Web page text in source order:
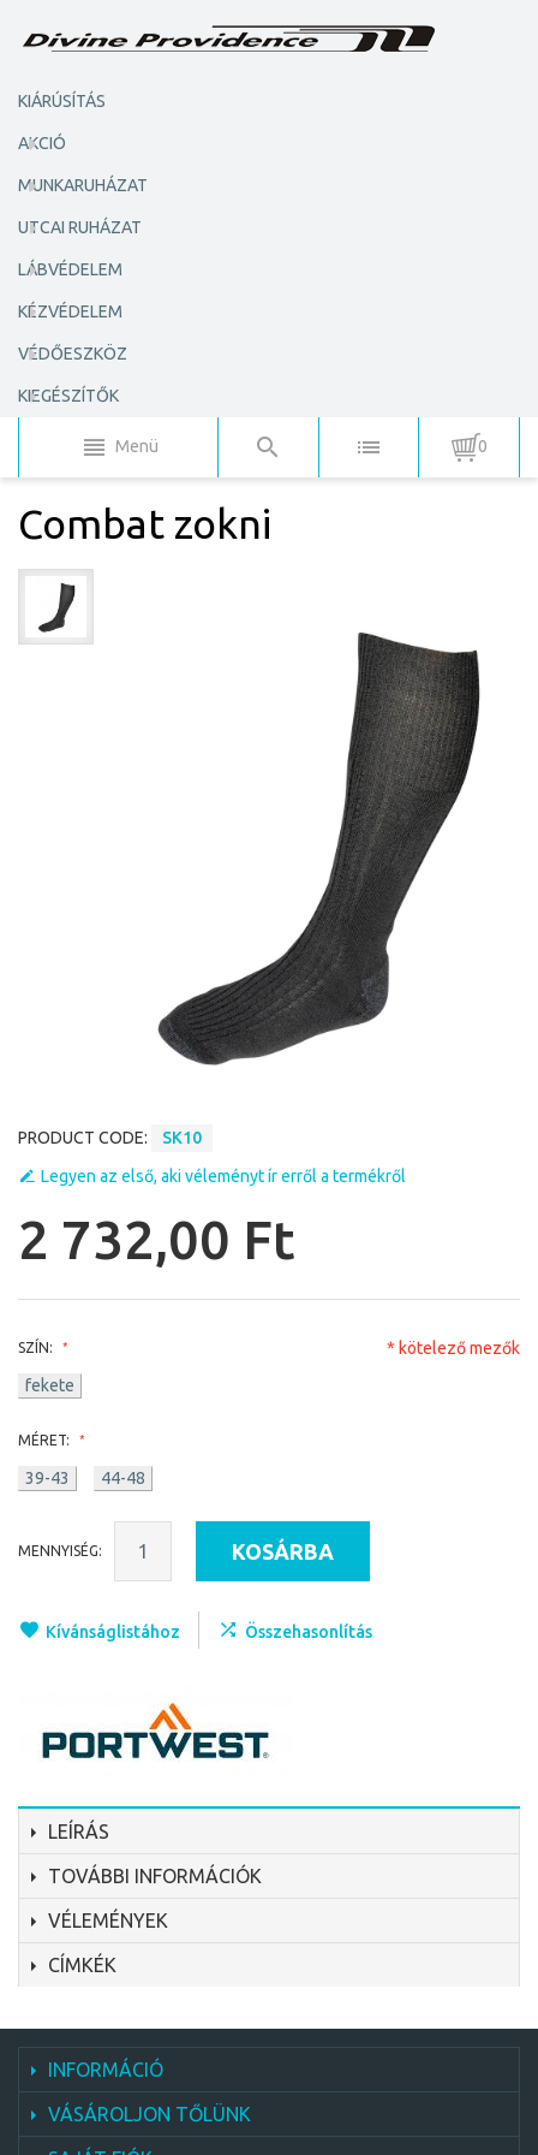
KIÁRÚSÍTÁS
AKCIÓ
MUNKARUHÁZAT
UTCAI RUHÁZAT
LÁBVÉDELEM
KÉZVÉDELEM
VÉDŐESZKÖZ
KIEGÉSZÍTŐK
Menü 0
Combat zokni
PRODUCT CODE:
SK10
Legyen az első, aki véleményt ír erről a termékről
2 732,00 Ft
SZÍN:
fekete
MÉRET:
39-43 44-48
* kötelező mezők
MENNYISÉG: KOSÁRBA
Kívánságlistához Összehasonlítás
LEÍRÁS
TOVÁBBI INFORMÁCIÓK
VÉLEMÉNYEK
CÍMKÉK
INFORMÁCIÓ
VÁSÁROLJON TŐLÜNK